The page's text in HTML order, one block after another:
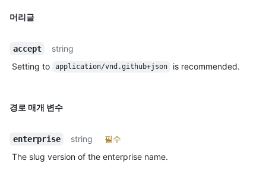
머리글
accept
string
Setting to
application/vnd.github+json is recommended.
경로 매개 변수
enterprise string
필수
The slug version of the enterprise name.